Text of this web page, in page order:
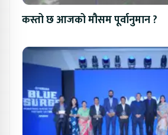
कस्तो छ आजको मौसम पूर्वानुमान ?